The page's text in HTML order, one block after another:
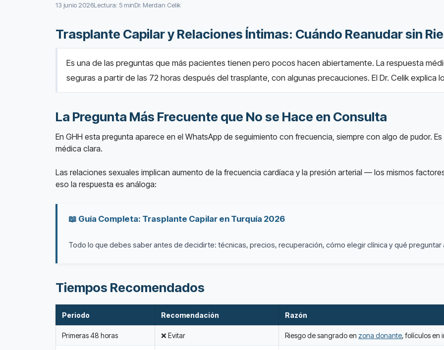
13 junio 2026Lectura: 5 minDr. Merdan Celik
Trasplante Capilar y Relaciones Íntimas: Cuándo Reanudar sin
Es una de las preguntas que más pacientes tienen pero pocos hacen abiertamente. La respuesta
seguras a partir de las 72 horas después del trasplante, con algunas precauciones. El Dr. Celik explica
La Pregunta Más Frecuente que No se Hace en Consulta
En GHH esta pregunta aparece en el WhatsApp de seguimiento con frecuencia, siempre con algo de pudor.
médica clara.
Las relaciones sexuales implican aumento de la frecuencia cardíaca y la presión arterial — los mismos
eso la respuesta es análoga:
📖 Guía Completa: Trasplante Capilar en Turquía 2026
Todo lo que debes saber antes de decidirte: técnicas, precios, recuperación, cómo elegir clínica y qué preguntar
Tiempos Recomendados
Periodo Recomendación Razón
Primeras 48 horas ❌ Evitar Riesgo de sangrado en zona donante, folículos en